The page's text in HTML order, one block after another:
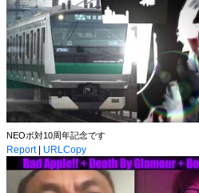
NEOボ対10周年記念です
Report| URLCopy